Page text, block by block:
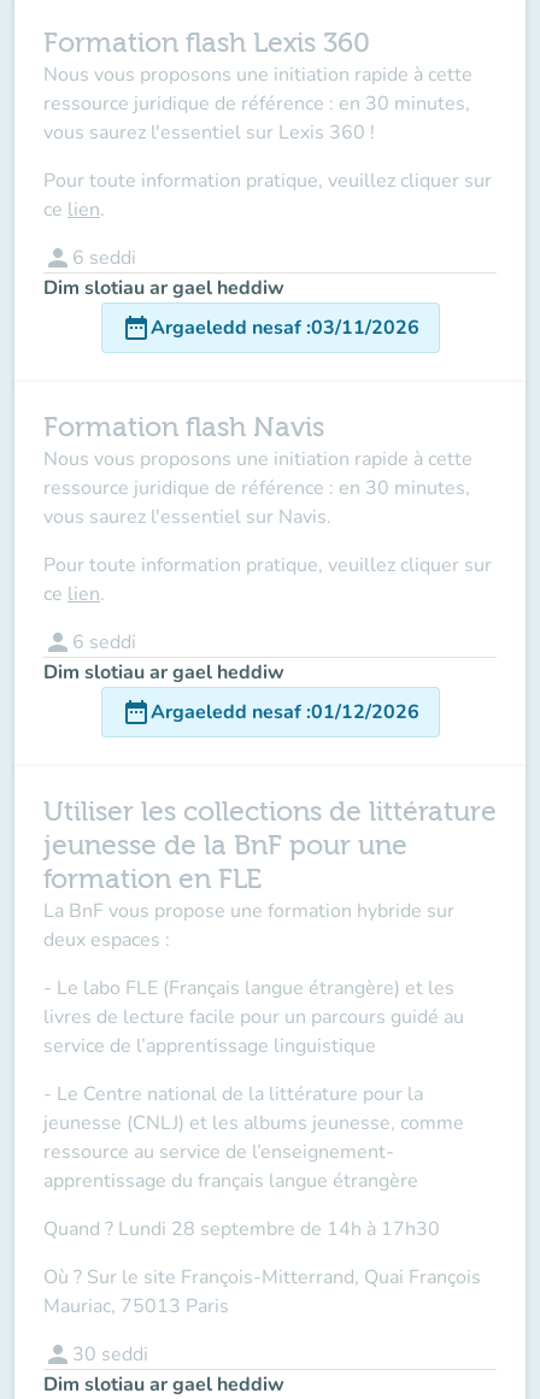
Formation flash Lexis 360
Nous vous proposons une initiation rapide à cette
ressource juridique de référence : en 30 minutes,
vous saurez l'essentiel sur Lexis 360 !
Pour toute information pratique, veuillez cliquer sur
ce lien.
person 6 seddi
Dim slotiau ar gael heddiw
date_rangeArgaeledd nesaf:03/11/2026
Formation flash Navis
Nous vous proposons une initiation rapide à cette
ressource juridique de référence : en 30 minutes,
vous saurez l'essentiel sur Navis.
Pour toute information pratique, veuillez cliquer sur
ce lien.
person 6 seddi
Dim slotiau ar gael heddiw
date_rangeArgaeledd nesaf:01/12/2026
Utiliser les collections de littérature
jeunesse de la BnF pour une
formation en FLE
La BnF vous propose une formation hybride sur
deux espaces :
- Le labo FLE (Français langue étrangère) et les
livres de lecture facile pour un parcours guidé au
service de l’apprentissage linguistique
- Le Centre national de la littérature pour la
jeunesse (CNLJ) et les albums jeunesse, comme
ressource au service de l’enseignement-
apprentissage du français langue étrangère
Quand ? Lundi 28 septembre de 14h à 17h30
Où ? Sur le site François-Mitterrand, Quai François
Mauriac, 75013 Paris
person 30 seddi
Dim slotiau ar gael heddiw